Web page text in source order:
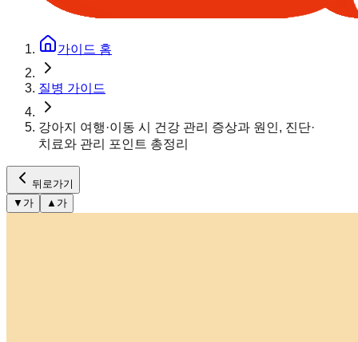
가이드 홈
질병 가이드
강아지 여행·이동 시 건강 관리 증상과 원인, 진단·
치료와 관리 포인트 총정리
뒤로가기
▼ 가 ▲ 가